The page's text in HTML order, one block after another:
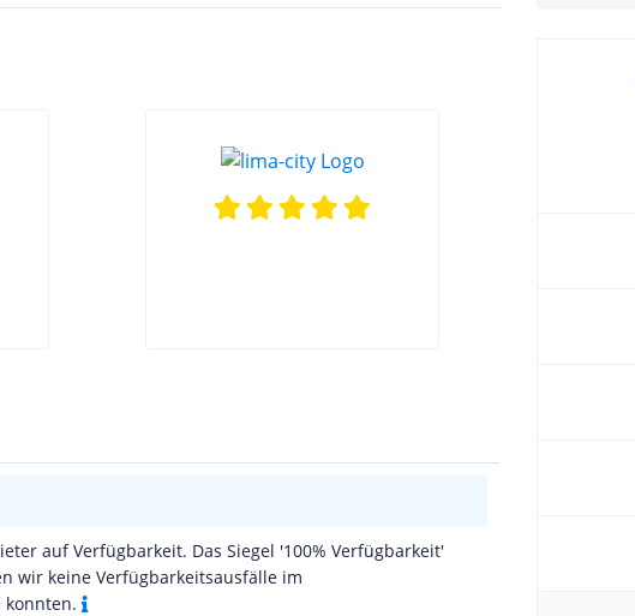
auf Verfügbarkeit. Das Siegel '100% Verfügbarkeit'
wir keine Verfügbarkeitsausfälle im